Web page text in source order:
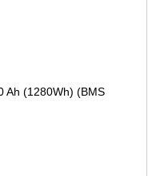
Ah (1280Wh) (BMS